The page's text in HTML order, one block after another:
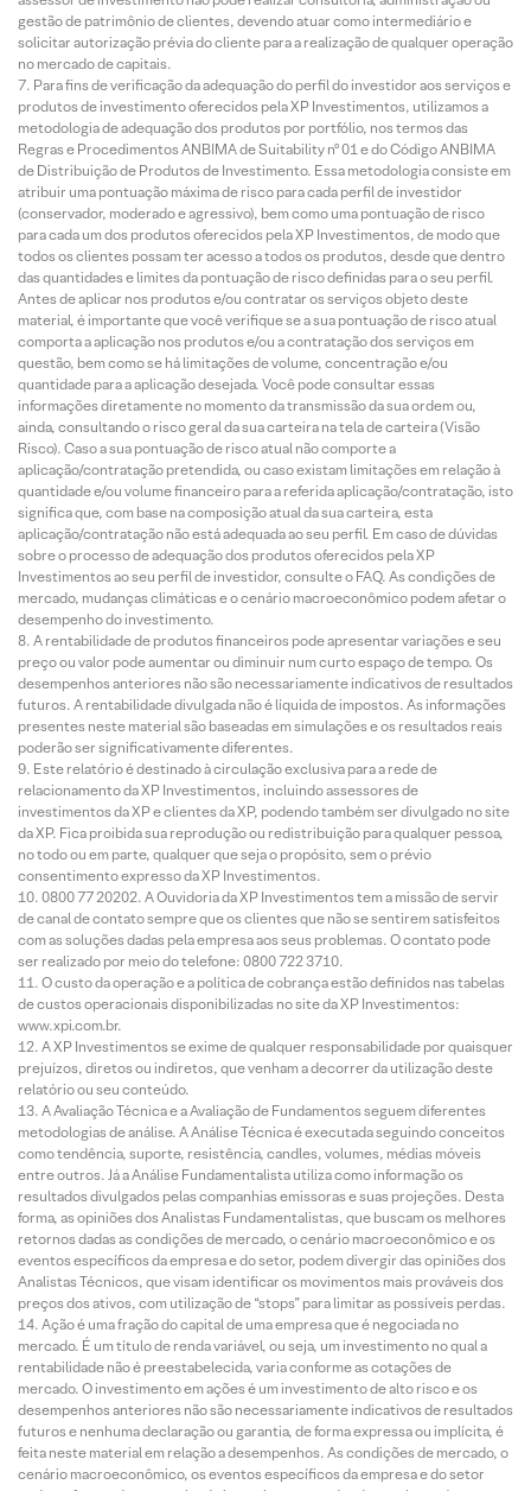
gestão de patrimônio de clientes, devendo atuar como intermediário e
solicitar autorização prévia do cliente para a realização de qualquer operação
no mercado de capitais.
Para fins de verificação da adequação do perfil do investidor aos serviços e
produtos de investimento oferecidos pela XP Investimentos, utilizamos a
metodologia de adequação dos produtos por portfólio, nos termos das
Regras e Procedimentos ANBIMA de Suitability nº 01 e do Código ANBIMA
de Distribuição de Produtos de Investimento. Essa metodologia consiste em
atribuir uma pontuação máxima de risco para cada perfil de investidor
(conservador, moderado e agressivo), bem como uma pontuação de risco
para cada um dos produtos oferecidos pela XP Investimentos, de modo que
todos os clientes possam ter acesso a todos os produtos, desde que dentro
das quantidades e limites da pontuação de risco definidas para o seu perfil.
Antes de aplicar nos produtos e/ou contratar os serviços objeto deste
material, é importante que você verifique se a sua pontuação de risco atual
comporta a aplicação nos produtos e/ou a contratação dos serviços em
questão, bem como se há limitações de volume, concentração e/ou
quantidade para a aplicação desejada. Você pode consultar essas
informações diretamente no momento da transmissão da sua ordem ou,
ainda, consultando o risco geral da sua carteira na tela de carteira (Visão
Risco). Caso a sua pontuação de risco atual não comporte a
aplicação/contratação pretendida, ou caso existam limitações em relação à
quantidade e/ou volume financeiro para a referida aplicação/contratação, isto
significa que, com base na composição atual da sua carteira, esta
aplicação/contratação não está adequada ao seu perfil. Em caso de dúvidas
sobre o processo de adequação dos produtos oferecidos pela XP
Investimentos ao seu perfil de investidor, consulte o FAQ. As condições de
mercado, mudanças climáticas e o cenário macroeconômico podem afetar o
desempenho do investimento.
A rentabilidade de produtos financeiros pode apresentar variações e seu
preço ou valor pode aumentar ou diminuir num curto espaço de tempo. Os
desempenhos anteriores não são necessariamente indicativos de resultados
futuros. A rentabilidade divulgada não é líquida de impostos. As informações
presentes neste material são baseadas em simulações e os resultados reais
poderão ser significativamente diferentes.
Este relatório é destinado à circulação exclusiva para a rede de
relacionamento da XP Investimentos, incluindo assessores de
investimentos da XP e clientes da XP, podendo também ser divulgado no site
da XP. Fica proibida sua reprodução ou redistribuição para qualquer pessoa,
no todo ou em parte, qualquer que seja o propósito, sem o prévio
consentimento expresso da XP Investimentos.
0800 77 20202. A Ouvidoria da XP Investimentos tem a missão de servir
de canal de contato sempre que os clientes que não se sentirem satisfeitos
com as soluções dadas pela empresa aos seus problemas. O contato pode
ser realizado por meio do telefone: 0800 722 3710.
O custo da operação e a política de cobrança estão definidos nas tabelas
de custos operacionais disponibilizadas no site da XP Investimentos:
www.xpi.com.br.
A XP Investimentos se exime de qualquer responsabilidade por quaisquer
prejuízos, diretos ou indiretos, que venham a decorrer da utilização deste
relatório ou seu conteúdo.
A Avaliação Técnica e a Avaliação de Fundamentos seguem diferentes
metodologias de análise. A Análise Técnica é executada seguindo conceitos
como tendência, suporte, resistência, candles, volumes, médias móveis
entre outros. Já a Análise Fundamentalista utiliza como informação os
resultados divulgados pelas companhias emissoras e suas projeções. Desta
forma, as opiniões dos Analistas Fundamentalistas, que buscam os melhores
retornos dadas as condições de mercado, o cenário macroeconômico e os
eventos específicos da empresa e do setor, podem divergir das opiniões dos
Analistas Técnicos, que visam identificar os movimentos mais prováveis dos
preços dos ativos, com utilização de “stops” para limitar as possíveis perdas.
Ação é uma fração do capital de uma empresa que é negociada no
mercado. É um título de renda variável, ou seja, um investimento no qual a
rentabilidade não é preestabelecida, varia conforme as cotações de
mercado. O investimento em ações é um investimento de alto risco e os
desempenhos anteriores não são necessariamente indicativos de resultados
futuros e nenhuma declaração ou garantia, de forma expressa ou implícita, é
feita neste material em relação a desempenhos. As condições de mercado, o
cenário macroeconômico, os eventos específicos da empresa e do setor